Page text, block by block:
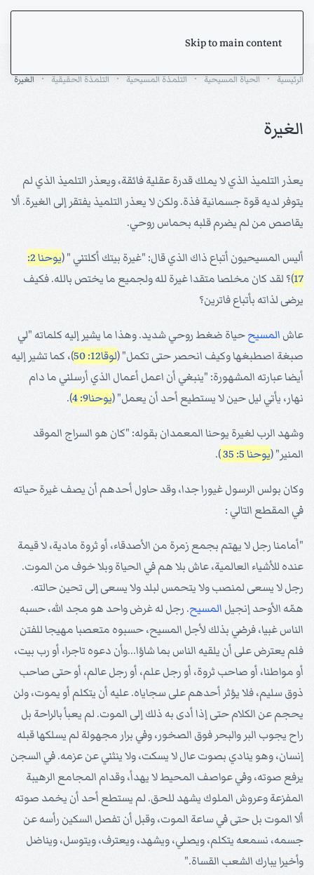
Skip to main content
الرئيسية الحياة المسيحية التلمذة المسيحية التلمذة الحقيقية الغيرة
الغيرة
يعذر التلميذ الذي لا يملك قدرة عقلية فائقة، ويعذر التلميذ الذي لم
يتوفر لديه قوة جسمانية فذة. ولكن لا يعذر التلميذ يفتقر إلى الغيرة. ألا
يقاصص من لم يضرم قلبه بحماس روحي.
أليس المسيحيون أتباع ذاك الذي قال: "غيرة بيتك أكلتني " (
يوحنا 2:
17)؟ لقد كان مخلصا متقدا غيرة لله ولجميع ما يختص بالله. فكيف
يرضى لذاته بأتباع فاترين؟
عاش المسيححياة ضغط روحي شديد. وهذا ما يشير إليه كلماته "لي
صبغة اصطبغها وكيف انحصر حتى تكمل" (لوقا12: 50
)، كما تشير إليه
أيضا عبارته المشهورة: "ينبغي أن اعمل أعمال الذي أرسلني ما دام
نهار، يأتي ليل حين لا يستطيع أحد أن يعمل" (يوحنا9: 4 ).
وشهد الرب لغيرة يوحنا المعمدان بقوله: "كان هو السراج الموقد
المنير" (يوحنا 5: 35 ).
وكان بولس الرسول غيورا جدا، وقد حاول أحدهم أن يصف غيرة حياته
في المقطع التالي :
"أمامنا رجل لا يهتم بجمع زمرة من الأصدقاء، أو ثروة مادية، لا قيمة
عنده للأشياء العالمية، عاش بلا هم في الحياة وبلا خوف من الموت.
رجل لا يسعى لمنصب ولا يتحمس لبلد ولا يسعى إلى تحين حالته.
همّه الأوحد إنجيل المسيح. رجل له غرض واحد هو مجد الله، حسبه
الناس غبيا، فرضي بذلك لأجل المسيح، حسبوه متعصبا مهيجا للفتن
فلم يعترض على أن يلقيه الناس بما شاؤا...وأن دعوه تاجرا، أو رب بيت،
أو مواطنا، أو صاحب ثروة، أو رجل علم، أو رجل عالم، أو حتى صاحب
ذوق سليم، فلا يؤثر أحدهم على سجاياه. عليه أن يتكلم أو يموت، ولن
يحجم عن الكلام حتى إذا أدى به ذلك إلى الموت. لم يعبأ بالراحة بل
راح يجوب البر والبحر فوق الصخور، وفي برار مجهولة لم يسلكها قبله
إنسان، وهو ينادي بصوت عال لا يسكت، ولا ينثني عن عزمه. في السجن
يرفع صوته، وفي عواصف المحيط لا يهدأ، وقدام المجامع الرهيبة
المفزعة وعروش الملوك يشهد للحق. لم يستطع أحد أن يخمد صوته
ألا الموت بل حتى في ساعة الموت، وقبل أن تفصل السكين رأسه عن
جسمه، نسمعه يتكلم، ويصلي، ويشهد، ويعترف، ويتوسل، ويناضل
وأخيرا يبارك الشعب القساة."